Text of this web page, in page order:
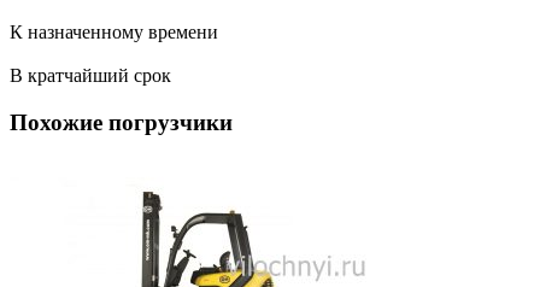
К назначенному времени
В кратчайший срок
Похожие погрузчики